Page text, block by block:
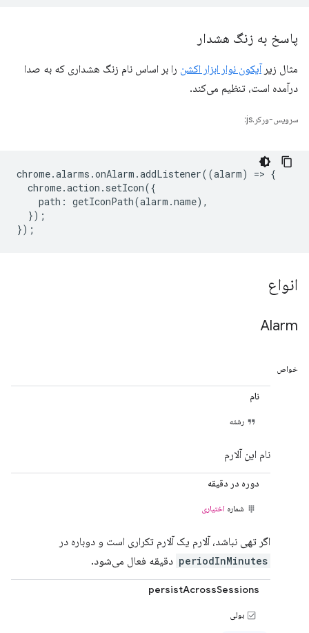
پاسخ به زنگ هشدار
مثال زیر آیکون نوار ابزار اکشن را بر اساس نام زنگ هشداری که به صدا
درآمده است، تنظیم می‌کند.
سرویس-ورکر.js:
chrome.alarms .onAlarm .addListener((alarm) => {
chrome.action . setIcon({
path : getIconPath(alarm .name),
});
});
انواع
Alarm
خواص
نام
رشته
نام این آلارم
دوره در دقیقه
شماره اختیاری
اگر تهی نباشد، آلارم یک آلارم تکراری است و دوباره در
periodInMinutes دقیقه فعال می‌شود.
persistAcrossSessions
بولی